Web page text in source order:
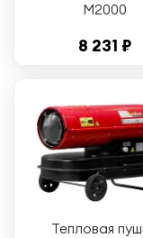
M2000
8 231 ₽
Тепловая